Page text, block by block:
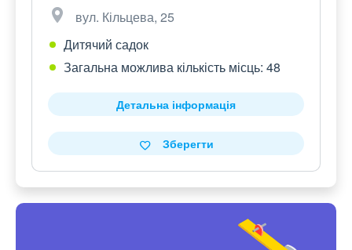
вул. Кільцева, 25
Дитячий садок
Загальна можлива кількість місць: 48
Детальна інформація
Зберегти